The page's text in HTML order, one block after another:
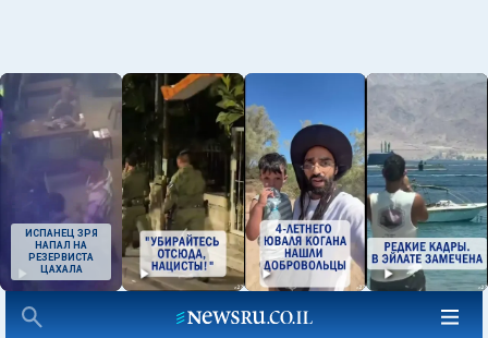
ИСПАНЕЦ ЗРЯ
НАПАЛ НА
РЕЗЕРВИСТА
ЦАХАЛА